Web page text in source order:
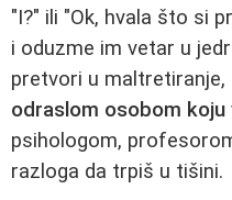
"I?" ili "Ok, hvala što si
i oduzme im vetar u
pretvori u maltretiranje,
odraslom osobom koju
psihologom,
razloga da trpiš u tišini.